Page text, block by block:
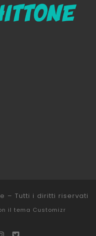
– Tutti i diritti riservati
il tema Customizr